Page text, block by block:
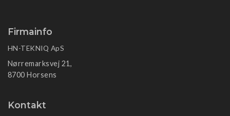
Firmainfo
HN-TEKNIQ ApS
Nørremarksvej 21,
8700 Horsens
Kontakt